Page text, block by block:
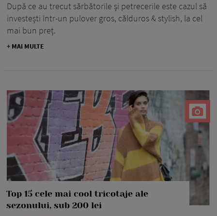
După ce au trecut sărbătorile și petrecerile este cazul să
investești într-un pulover gros, călduros & stylish, la cel
mai bun preț.
+ MAI MULTE
Top 15 cele mai cool tricotaje ale
sezonului, sub 200 lei